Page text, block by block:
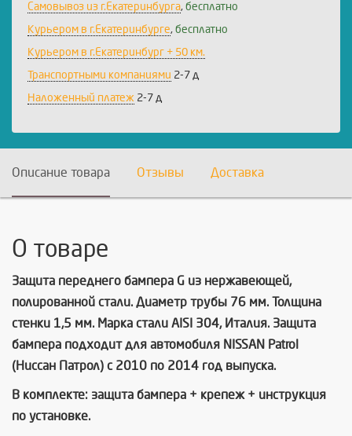
Самовывоз из г.Екатеринбурга, бесплатно
Курьером в г.Екатеринбурге, бесплатно
Курьером в г.Екатеринбург + 50 км.
Транспортными компаниями 2-7 д
Наложенный платеж 2-7 д
Описание товара Отзывы Доставка
О товаре
Защита переднего бампера G из нержавеющей,
полированной стали. Диаметр трубы 76 мм. Толщина
стенки 1,5 мм. Марка стали AISI 304, Италия. Защита
бампера подходит для автомобиля NISSAN Patrol
(Ниссан Патрол) c 2010 по 2014 год выпуска.
В комплекте: защита бампера + крепеж + инструкция
по установке.